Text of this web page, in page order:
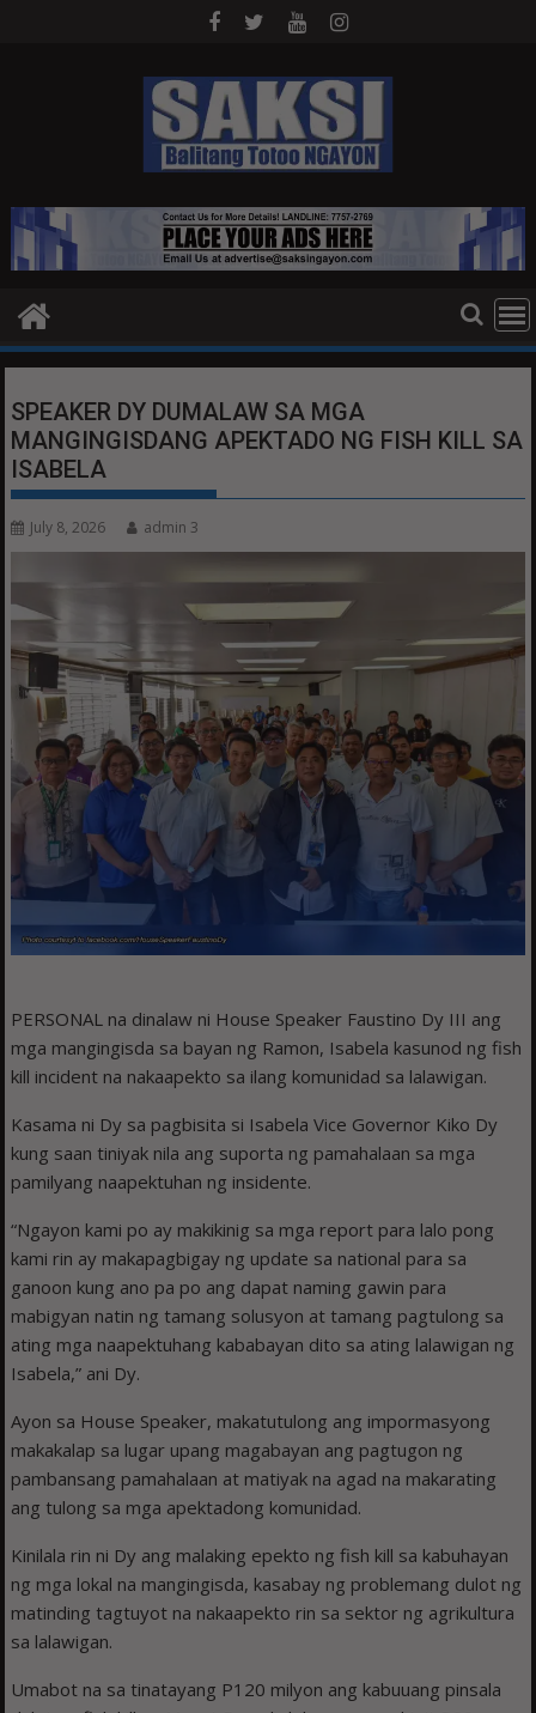
SPEAKER DY DUMALAW SA MGA
MANGINGISDANG APEKTADO NG FISH KILL SA
ISABELA
July 8, 2026 admin 3
PERSONAL na dinalaw ni House Speaker Faustino Dy III ang
mga mangingisda sa bayan ng Ramon, Isabela kasunod ng fish
kill incident na nakaapekto sa ilang komunidad sa lalawigan.
Kasama ni Dy sa pagbisita si Isabela Vice Governor Kiko Dy
kung saan tiniyak nila ang suporta ng pamahalaan sa mga
pamilyang naapektuhan ng insidente.
“Ngayon kami po ay makikinig sa mga report para lalo pong
kami rin ay makapagbigay ng update sa national para sa
ganoon kung ano pa po ang dapat naming gawin para
mabigyan natin ng tamang solusyon at tamang pagtulong sa
ating mga naapektuhang kababayan dito sa ating lalawigan ng
Isabela,” ani Dy.
Ayon sa House Speaker, makatutulong ang impormasyong
makakalap sa lugar upang magabayan ang pagtugon ng
pambansang pamahalaan at matiyak na agad na makarating
ang tulong sa mga apektadong komunidad.
Kinilala rin ni Dy ang malaking epekto ng fish kill sa kabuhayan
ng mga lokal na mangingisda, kasabay ng problemang dulot ng
matinding tagtuyot na nakaapekto rin sa sektor ng agrikultura
sa lalawigan.
Umabot na sa tinatayang P120 milyon ang kabuuang pinsala